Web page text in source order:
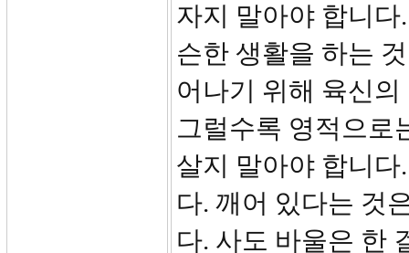
자지 말아야 합니다
슨한 생활을 하는
어나기 위해 육신
그럴수록 영적으로
살지 말아야 합니
다. 깨어 있다는 것
다. 사도 바울은 한